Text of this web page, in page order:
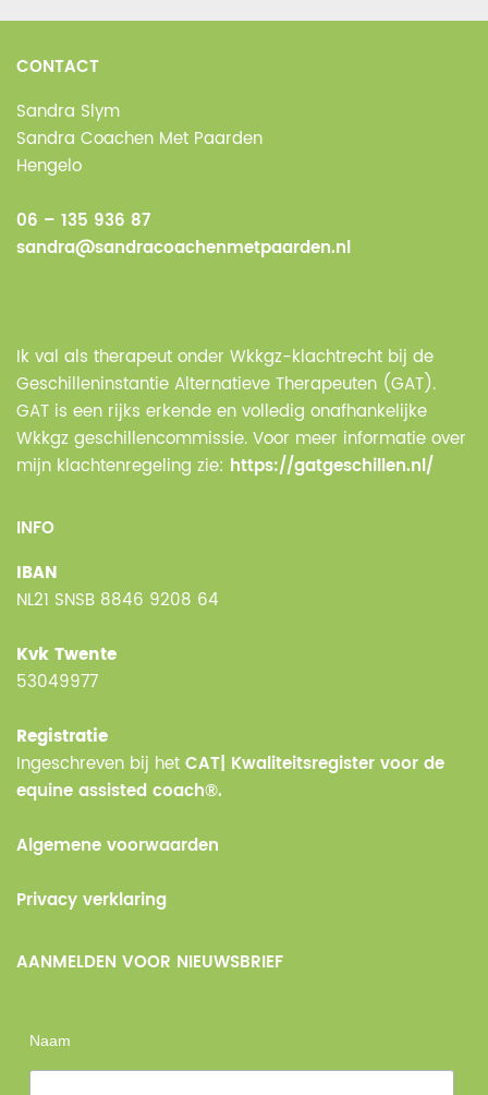
CONTACT
Sandra Slym
Sandra Coachen Met Paarden
Hengelo
06 – 135 936 87
sandra@sandracoachenmetpaarden.nl
Ik val als therapeut onder Wkkgz-klachtrecht bij de
Geschilleninstantie Alternatieve Therapeuten (GAT).
GAT is een rijks erkende en volledig onafhankelijke
Wkkgz geschillencommissie. Voor meer informatie over
mijn klachtenregeling zie: https://gatgeschillen.nl/
INFO
IBAN
NL21 SNSB 8846 9208 64
Kvk Twente
53049977
Registratie
Ingeschreven bij het CAT| Kwaliteitsregister voor de
equine assisted coach®.
Algemene voorwaarden
Privacy verklaring
AANMELDEN VOOR NIEUWSBRIEF
Naam